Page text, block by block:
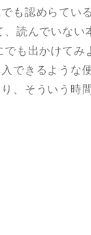
も認めらてい
読んでいな
も出かけてみ
できるような
、そういう時